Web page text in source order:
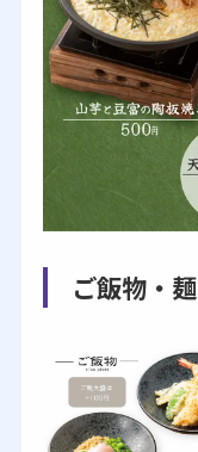
ご飯物・麺